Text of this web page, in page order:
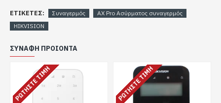
ΕΤΙΚΈΤΕΣ: Συναγερμός
AX Pro Ασύρματος συναγερμός
HIKVISION
ΣΥΝΑΦΉ ΠΡΟΙΌΝΤΑ
ΡΩΤΉΣΤΕ ΤΙΜΉ ΡΩΤΉΣΤΕ ΤΙΜΉ